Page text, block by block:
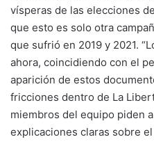
vísperas de las elecciones
que esto es solo otra
que sufrió en 2019 y 2021.
ahora, coincidiendo con el
aparición de estos
fricciones dentro de La
miembros del equipo piden
explicaciones claras sobre